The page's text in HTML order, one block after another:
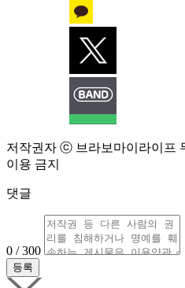
저작권자 ⓒ 브라보마이라이프
이용 금지
댓글
0 / 300